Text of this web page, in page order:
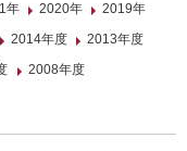
年 2020年
2019年
2014年度
2013年度
2008年度